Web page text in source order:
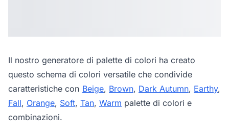
Il nostro generatore di palette di colori ha creato
questo schema di colori versatile che condivide
caratteristiche con Beige, Brown, Dark Autumn, Earthy,
Fall, Orange, Soft, Tan, Warm palette di colori e
combinazioni.